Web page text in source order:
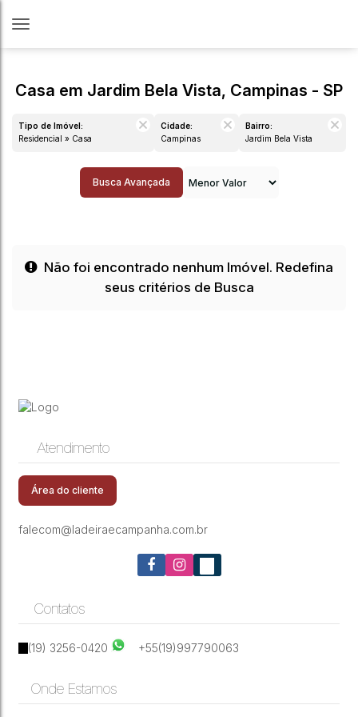
Casa em Jardim Bela Vista, Campinas - SP
Tipo de Imóvel:
Residencial » Casa
Cidade:
Campinas
Bairro:
Jardim Bela Vista
Busca Avançada
Não foi encontrado nenhum Imóvel. Redefina
seus critérios de Busca
Atendimento
Área do cliente
falecom@ladeiraecampanha.com.br
Contatos
(19) 3256-0420 +55(19)997790063
Onde Estamos